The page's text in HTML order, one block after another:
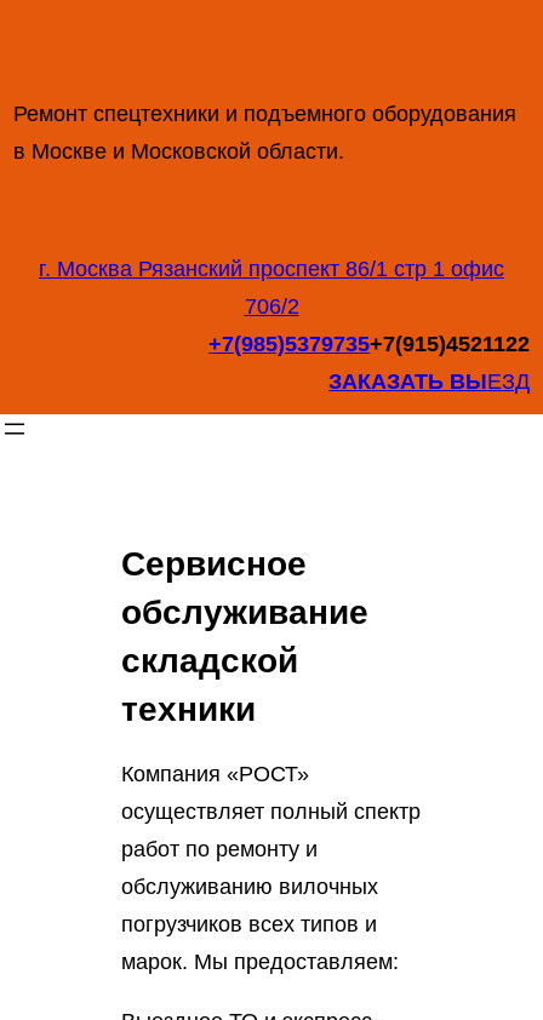
Ремонт спецтехники и подъемного оборудования
в Москве и Московской области.
г. Москва Рязанский проспект 86/1 стр 1 офис
706/2
+7(985)5379735+7(915)4521122
ЗАКАЗАТЬ ВЫЕЗД
Сервисное
обслуживание
складской
техники
Компания «РОСТ»
осуществляет полный спектр
работ по ремонту и
обслуживанию вилочных
погрузчиков всех типов и
марок. Мы предоставляем: